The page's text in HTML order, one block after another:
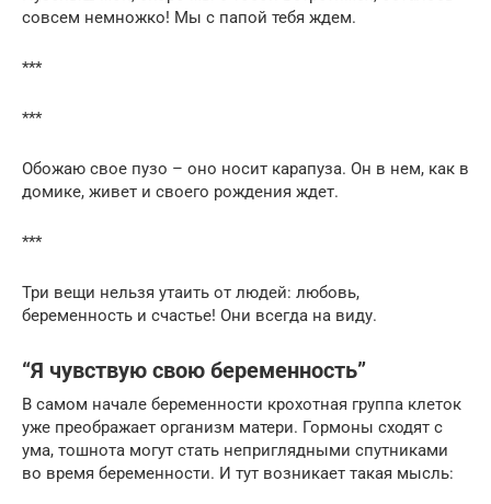
совсем немножко! Мы с папой тебя ждем.
***
***
Обожаю свое пузо – оно носит карапуза. Он в нем, как в
домике, живет и своего рождения ждет.
***
Три вещи нельзя утаить от людей: любовь,
беременность и счастье! Они всегда на виду.
“Я чувствую свою беременность”
В самом начале беременности крохотная группа клеток
уже преображает организм матери. Гормоны сходят с
ума, тошнота могут стать неприглядными спутниками
во время беременности. И тут возникает такая мысль: